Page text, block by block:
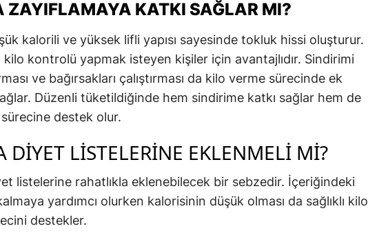
ZAYIFLAMAYA KATKI SAĞLAR MI?
kalorili ve yüksek lifli yapısı sayesinde tokluk hissi oluşturur.
kilo kontrolü yapmak isteyen kişiler için avantajlıdır. Sindirimi
ve bağırsakları çalıştırması da kilo verme sürecinde ek
Düzenli tüketildiğinde hem sindirime katkı sağlar hem de
sürecine destek olur.
DIYET LISTELERINE EKLENMELI MI?
listelerine rahatlıkla eklenebilecek bir sebzedir. İçeriğindeki
yardımcı olurken kalorisinin düşük olması da sağlıklı kilo
destekler.